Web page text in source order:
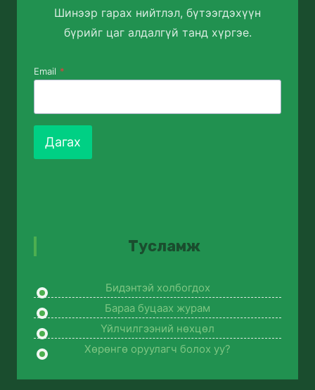
Шинээр гарах нийтлэл, бүтээгдэхүүн
бүрийг цаг алдалгүй танд хүргэе.
Email *
Дагах
Тусламж
Бидэнтэй холбогдох
Бараа буцаах журам
Үйлчилгээний нөхцөл
Хөрөнгө оруулагч болох уу?